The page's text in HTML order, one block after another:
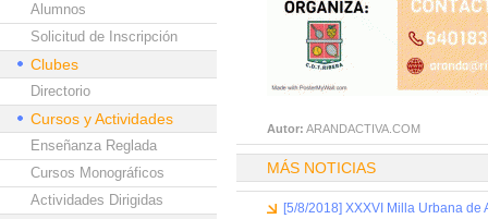
Alumnos
Solicitud de Inscripción
Clubes
Directorio
Cursos y Actividades
Enseñanza Reglada
Cursos Monográficos
Actividades Dirigidas
Autor: ARANDACTIVA.COM
MÁS NOTICIAS
[5/8/2018] XXXVI Milla Urbana de